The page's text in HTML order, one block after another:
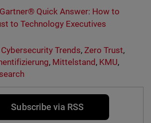
Gartner® Quick Answer: How to
to Technology Executives
Cybersecurity Trends,Zero Trust,
, Mittelstand , KMU,
Subscribe via RSS